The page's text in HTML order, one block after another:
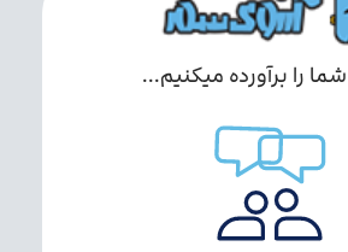
را برآورده میکنیم...